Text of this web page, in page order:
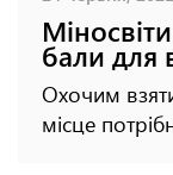
бали для
Охочим
місце